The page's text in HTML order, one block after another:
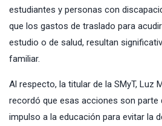
estudiantes y personas con
que los gastos de traslado para
estudio o de salud, resultan
familiar.
Al respecto, la titular de la SMyT, Luz
recordó que esas acciones son parte
impulso a la educación para evitar la